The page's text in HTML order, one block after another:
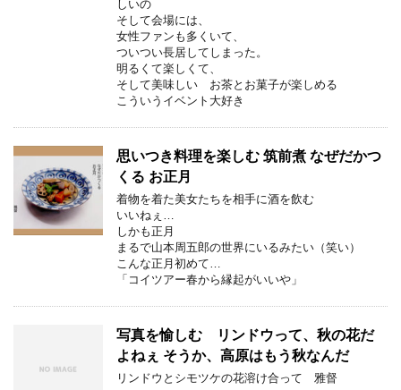
しいの
そして会場には、
女性ファンも多くいて、
ついつい長居してしまった。
明るくて楽しくて、
そして美味しい お茶とお菓子が楽しめる
こういうイベント大好き
思いつき料理を楽しむ 筑前煮 なぜだかつ
くる お正月
着物を着た美女たちを相手に酒を飲む
いいねぇ…
しかも正月
まるで山本周五郎の世界にいるみたい（笑い）
こんな正月初めて…
「コイツアー春から縁起がいいや」
写真を愉しむ リンドウって、秋の花だ
よねぇ そうか、高原はもう秋なんだ
リンドウとシモツケの花溶け合って 雅督